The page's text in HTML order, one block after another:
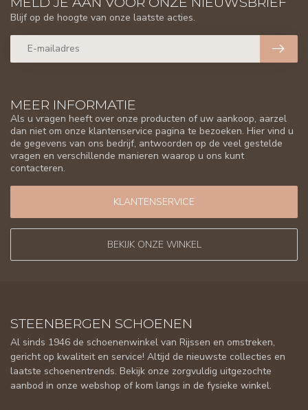
MEER INFORMATIE
Als u vragen heeft over onze producten of uw aankoop, aarzel
dan niet om onze klantenservice pagina te bezoeken. Hier vind u
de gegevens van ons bedrijf, antwoorden op de veel gestelde
vragen en verschillende manieren waarop u ons kunt
contacteren.
KLANTENSERVICE
BEKIJK ONZE WINKEL
Blijf op de hoogte van onze laatste acties.
STEENBERGEN SCHOENEN
Al sinds 1946 de schoenenwinkel van Rijssen en omstreken,
gericht op kwaliteit en service! Altijd de nieuwste collecties en
laatste schoenentrends. Bekijk onze zorgvuldig uitgezochte
aanbod in onze webshop of kom langs in de fysieke winkel.